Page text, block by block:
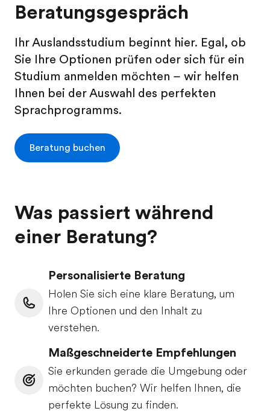
Beratungsgespräch
Ihr Auslandsstudium beginnt hier. Egal, ob
Sie Ihre Optionen prüfen oder sich für ein
Studium anmelden möchten – wir helfen
Ihnen bei der Auswahl des perfekten
Sprachprogramms.
Beratung buchen
Was passiert während
einer Beratung?
Personalisierte Beratung
Holen Sie sich eine klare Beratung, um
Ihre Optionen und den Inhalt zu
verstehen.
Maßgeschneiderte Empfehlungen
Sie erkunden gerade die Umgebung oder
möchten buchen? Wir helfen Ihnen, die
perfekte Lösung zu finden.